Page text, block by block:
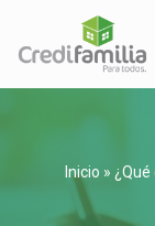
Saltar
al
Inicio »